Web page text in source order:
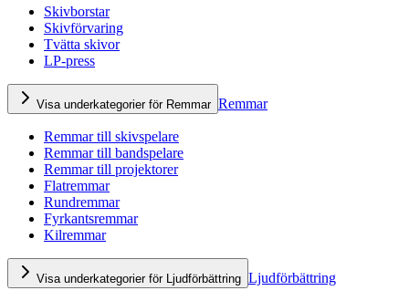
Skivborstar
Skivförvaring
Tvätta skivor
LP-press
Visa underkategorier för Remmar Remmar
Remmar till skivspelare
Remmar till bandspelare
Remmar till projektorer
Flatremmar
Rundremmar
Fyrkantsremmar
Kilremmar
Visa underkategorier för Ljudförbättring Ljudförbättring